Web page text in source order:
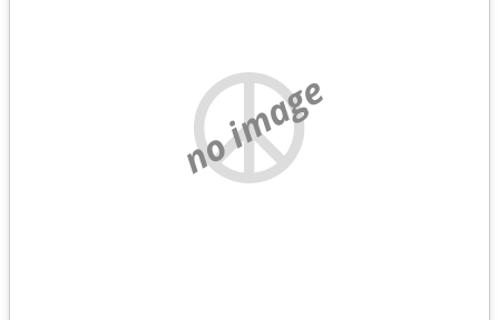
no image